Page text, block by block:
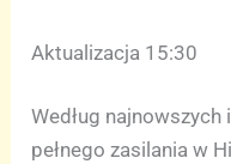
Aktualizacja 15:30
Według
pełnego zasilania w